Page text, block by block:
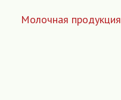
Молочная продукция